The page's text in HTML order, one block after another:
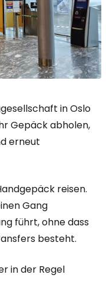
in Oslo
Gepäck abholen,
erneut
reisen.
Gang
führt, ohne dass
besteht.
in der Regel